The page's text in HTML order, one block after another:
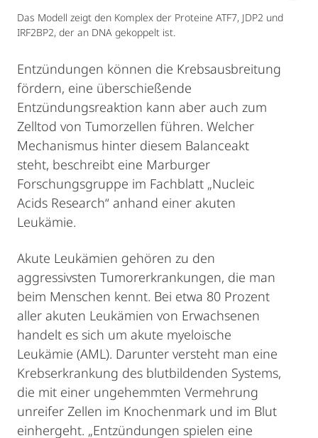
Das Modell zeigt den Komplex der Proteine ATF7, JDP2 und
IRF2BP2, der an DNA gekoppelt ist.
Entzündungen können die Krebsausbreitung
fördern, eine überschießende
Entzündungsreaktion kann aber auch zum
Zelltod von Tumorzellen führen. Welcher
Mechanismus hinter diesem Balanceakt
steht, beschreibt eine Marburger
Forschungsgruppe im Fachblatt „Nucleic
Acids Research“ anhand einer akuten
Leukämie.
Akute Leukämien gehören zu den
aggressivsten Tumorerkrankungen, die man
beim Menschen kennt. Bei etwa 80 Prozent
aller akuten Leukämien von Erwachsenen
handelt es sich um akute myeloische
Leukämie (AML). Darunter versteht man eine
Krebserkrankung des blutbildenden Systems,
die mit einer ungehemmten Vermehrung
unreifer Zellen im Knochenmark und im Blut
einhergeht. „Entzündungen spielen eine